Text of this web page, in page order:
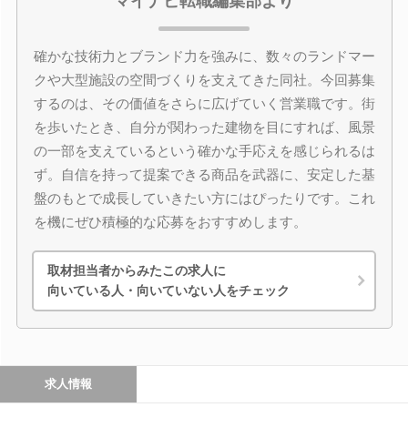
確かな技術力とブランド力を強みに、数々のランドマー
クや大型施設の空間づくりを支えてきた同社。今回募集
するのは、その価値をさらに広げていく営業職です。街
を歩いたとき、自分が関わった建物を目にすれば、風景
の一部を支えているという確かな手応えを感じられるは
ず。自信を持って提案できる商品を武器に、安定した基
盤のもとで成長していきたい方にはぴったりです。これ
を機にぜひ積極的な応募をおすすめします。
取材担当者からみたこの求人に
向いている人・向いていない人をチェック
求人情報